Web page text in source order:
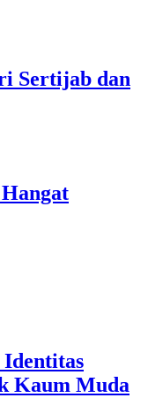
Sertijab dan
Kaum Muda